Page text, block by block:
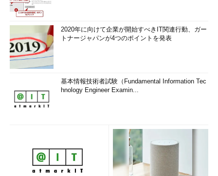
2020年に向けて企業が開始すべきIT関連行動、ガー
トナージャパンが4つのポイントを発表
基本情報技術者試験（Fundamental Information Tec
hnology Engineer Examin...